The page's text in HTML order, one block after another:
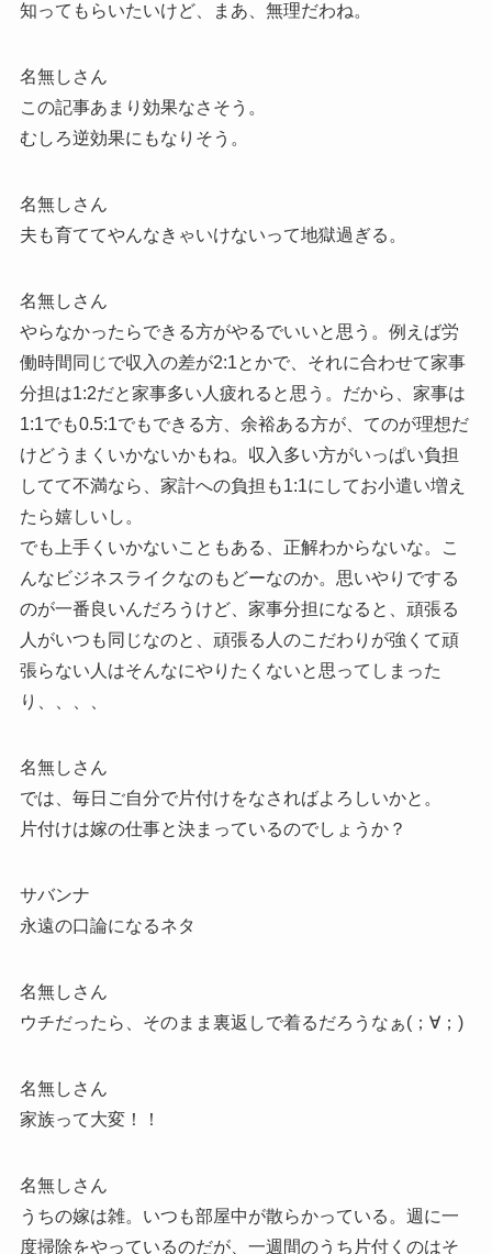
知ってもらいたいけど、まあ、無理だわね。
名無しさん
この記事あまり効果なさそう。
むしろ逆効果にもなりそう。
名無しさん
夫も育ててやんなきゃいけないって地獄過ぎる。
名無しさん
やらなかったらできる方がやるでいいと思う。例えば労
働時間同じで収入の差が2:1とかで、それに合わせて家事
分担は1:2だと家事多い人疲れると思う。だから、家事は
1:1でも0.5:1でもできる方、余裕ある方が、てのが理想だ
けどうまくいかないかもね。収入多い方がいっぱい負担
してて不満なら、家計への負担も1:1にしてお小遣い増え
たら嬉しいし。
でも上手くいかないこともある、正解わからないな。こ
んなビジネスライクなのもどーなのか。思いやりでする
のが一番良いんだろうけど、家事分担になると、頑張る
人がいつも同じなのと、頑張る人のこだわりが強くて頑
張らない人はそんなにやりたくないと思ってしまった
り、、、、
名無しさん
では、毎日ご自分で片付けをなさればよろしいかと。
片付けは嫁の仕事と決まっているのでしょうか？
サバンナ
永遠の口論になるネタ
名無しさん
ウチだったら、そのまま裏返しで着るだろうなぁ(；∀；)
名無しさん
家族って大変！！
名無しさん
うちの嫁は雑。いつも部屋中が散らかっている。週に一
度掃除をやっているのだが、一週間のうち片付くのはそ